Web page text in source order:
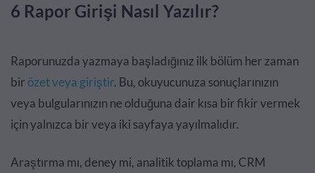
6 Rapor Girişi Nasıl Yazılır?
Raporunuzda yazmaya başladığınız ilk bölüm her zaman
birözet veya giriştir. Bu, okuyucunuza sonuçlarınızın
veya bulgularınızın ne olduğuna dair kısa bir fikir vermek
için yalnızca bir veya iki sayfaya yayılmalıdır.
Araştırma mı, deney mi, analitik toplama mı, CRM